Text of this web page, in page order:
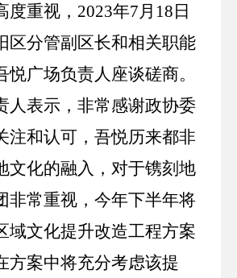
度重视， 2023年7月 18 日
区分管副区长和相关职能
悦广场负责人座谈磋商。
人表示，非常感谢政协委
注和认可，吾悦历来都非
文化的融入，对于镌刻地
非常重视，今年下半年将
域文化提升改造工程方案
方案中将充分考虑该提